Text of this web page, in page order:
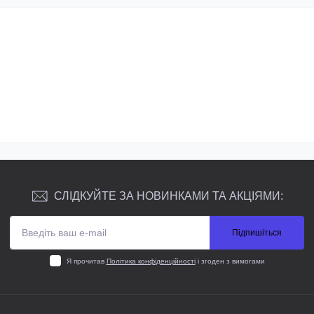
СЛІДКУЙТЕ ЗА НОВИНКАМИ ТА АКЦІЯМИ:
Підпишіться
Я прочитав Політика конфіденційностіі згоден з вимогами